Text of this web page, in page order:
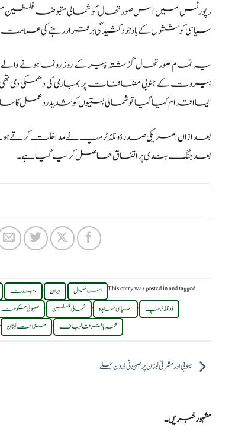
رپورٹس میں اس صورتحال کو شمالی مقبوضہ فلسطین
سیاسی کوششوں کے باوجود کشیدگی برقرار رہنے کی
یہ تمام صورتحال گزشتہ پیر کے روز رونما ہونے
بیروت کے جنوبی مضافات پر بمباری کی دھمکی دی
ایسا اقدام کیا گیا تو شمالی بستیوں کو شدید ردعمل کا
بعد ازاں امریکی صدر ڈونلڈ ٹرمپ نے مداخلت کرتے
بعد جنگ بندی پر اتفاق حاصل کر لیا گیا ہے۔
This entry was posted inand tagged اسرائیل , ایران , بیروت ,
ڈونلڈ ٹرمپ , سیاسی معاہدہ , شمالی فلسطین , صہیونی حکومت
محمد باقر قالیباف , مزاحمت لبنان
جنوبی اور مشرقی لبنان پر صہیونی ڈرون حملے
مشہور خبریں۔